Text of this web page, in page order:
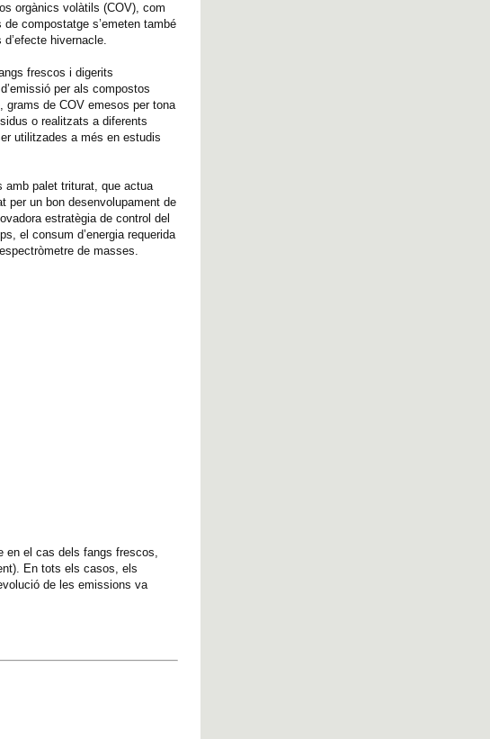
orgànics volàtils (COV), com
compostatge s’emeten també
hivernacle.
frescos i digerits
per als compostos
grams de COV emesos per tona
o realitzats a diferents
utilitzades a més en estudis
palet triturat, que actua
per un bon desenvolupament de
estratègia de control del
el consum d’energia requerida
de masses.
en el cas dels fangs frescos,
En tots els casos, els
de les emissions va